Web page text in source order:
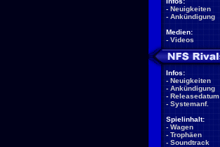
- Neuigkeiten
- Ankündigung
Medien:
- Videos
Infos:
- Neuigkeiten
- Ankündigung
- Releasedatum
- Systemanf.
Spielinhalt:
- Wagen
- Trophäen
- Soundtrack